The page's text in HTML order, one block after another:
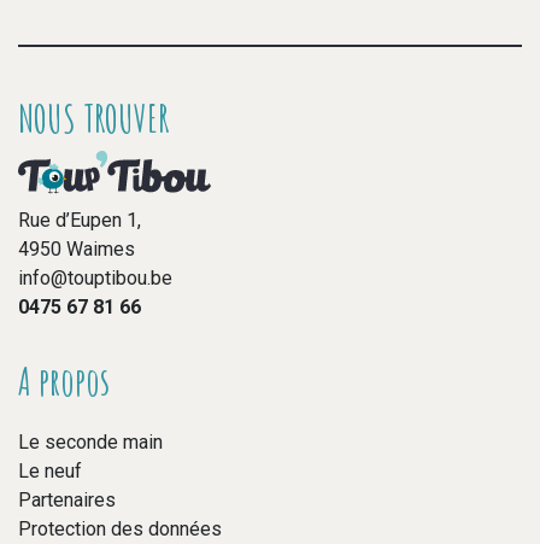
NOUS TROUVER
Rue d’Eupen 1,
4950 Waimes
info@touptibou.be
0475 67 81 66
A propos
Le seconde main
Le neuf
Partenaires
Protection des données